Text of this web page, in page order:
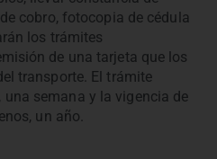
cobro, fotocopia de cédula
los trámites
de una tarjeta que los
transporte. El trámite
semana y la vigencia de
un año.